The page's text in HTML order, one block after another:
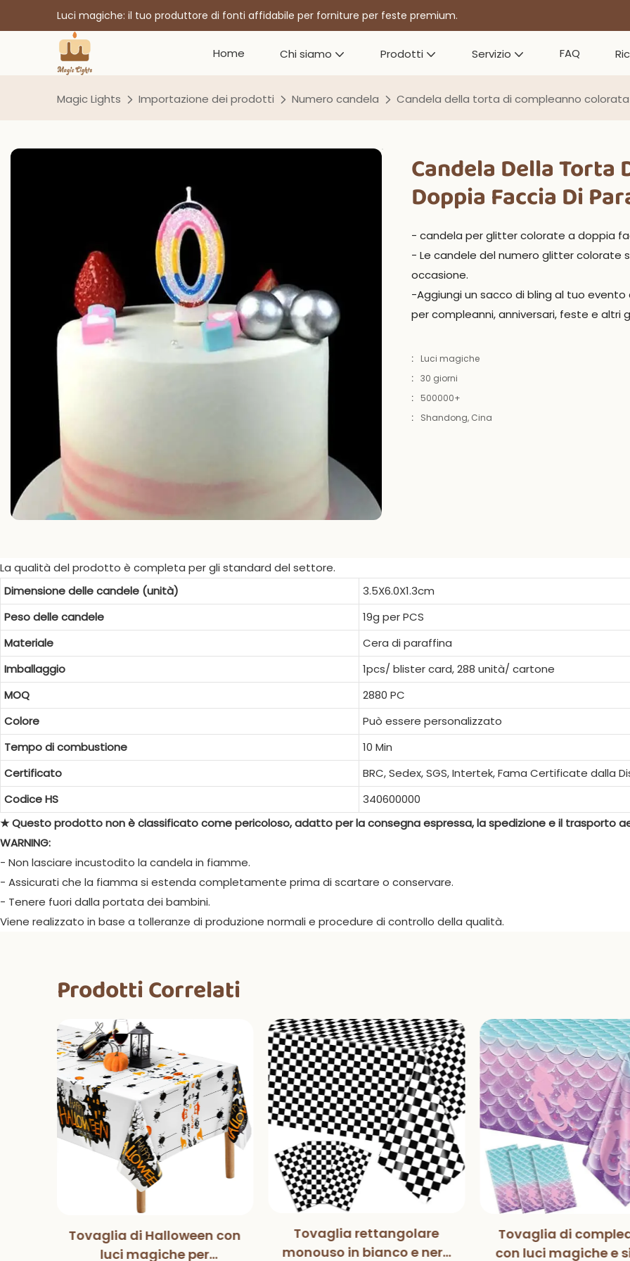
Luci magiche: il tuo produttore di fonti affidabile per forniture per feste premium.
Home Chi siamo Prodotti Servizio FAQ
Magic Lights Importazione dei prodotti Numero candela Candela della torta di compleanno
Candela Della Torta
Doppia Faccia Di
- candela per glitter colorate a doppia
- Le candele del numero glitter colorate
occasione.
-Aggiungi un sacco di bling al tuo
per compleanni, anniversari, feste e altri
:
Luci magiche
: 30 giorni
:
500000+
:
Shandong, Cina
La qualità del prodotto è completa per gli standard del settore.
Dimensione delle candele (unità)
3.5X6.0X1.3cm
Peso delle candele
19g per PCS
Materiale
Cera di paraffina
Imballaggio
1pcs/ blister card, 288 unità/ cartone
MOQ
2880 PC
Colore
Può essere personalizzato
Tempo di combustione
10 Min
Certificato
BRC, Sedex, SGS, Intertek, Fama Certificate dalla
Codice HS
340600000
★ Questo prodotto non è classificato come pericoloso, adatto per la consegna espressa, la spedizione e il trasporto
WARNING:
- Non lasciare incustodito la candela in fiamme.
- Assicurati che la fiamma si estenda completamente prima di scartare o conservare.
- Tenere fuori dalla portata dei bambini.
Viene realizzato in base a tolleranze di produzione normali e procedure di controllo della qualità.
Prodotti Correlati
Tovaglia di Halloween con
luci magiche per
Tovaglia rettangolare
monouso in bianco e nero
Tovaglia di
con luci magiche e